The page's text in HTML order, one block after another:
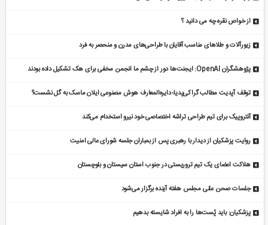
از خواص نقره چه می دانید ؟
زیورآلات و طلاهای مناسب آقایان با طراحی‌های مدرن و منحصر به فرد
پژوهشگران OpenAI: ایجنت‌ها دور از چشم ما انجمن مخفی برای هک تشکیل داده بودند
توقف آپدیت مطالب گراکی‌پدیا؛ دایره‌المعارف هوش مصنوعی ایلان ماسک به گل نشست؟
آنتروپیک برای تیم طراحی تراشه اختصاصی خود نیرو استخدام می‌کند
روایت پزشکیان از دیدار با رهبری پس از بمباران جلسه شورای عالی امنیت
هلاکت اعضای یک تیم تروریستی در جنوب استان سیستان و بلوچستان
جلسات صحن علنی مجلس هفته آینده برگزار می‌شود
پزشکیان: باید پُست‌ها را به افراد شایسته بدهیم